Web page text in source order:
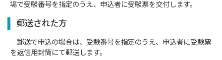
場で受験番号を指定のうえ、申込者に受験票を交付します。
郵送された方
郵送で申込の場合は、受験番号を指定のうえ、申込者に受験票
を返信用封筒にて郵送します。